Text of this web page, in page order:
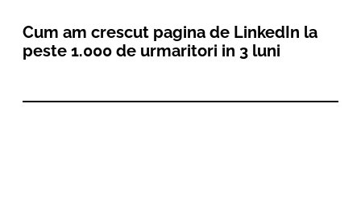
Cum am crescut pagina de LinkedIn la
peste 1.000 de urmaritori in 3 luni